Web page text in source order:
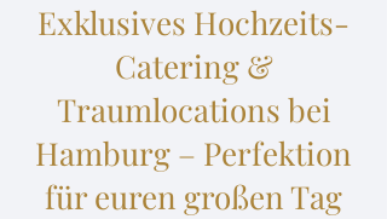
Exklusives Hochzeits-
Catering &
Traumlocations bei
Hamburg – Perfektion
für euren großen Tag